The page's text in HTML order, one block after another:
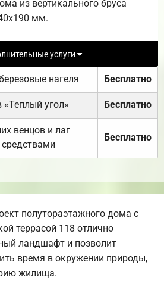
из вертикального бруса
мм.
услуги
нагеля Бесплатно
«Теплый угол» Бесплатно
венцов и лаг
Бесплатно
полутораэтажного дома с
террасой 118 отлично
ландшафт и позволит
время в окружении природы,
жилища.